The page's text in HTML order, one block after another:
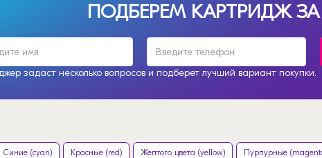
ПОДБЕРЕМ КАРТРИДЖ
задаст несколько вопросов и подберет лучший вариант покупки.
Синие (cyan) Красные (red) Желтого цвета (yellow) Пурпурные